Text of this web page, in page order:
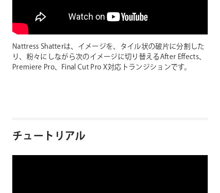
Nattress Shatterは、イメージを、タイル状の破片に分割した
り、粉々にしながら次のイメージに切り替えるAfter Effects、
Premiere Pro、Final Cut Pro X対応トランジションです。
チュートリアル